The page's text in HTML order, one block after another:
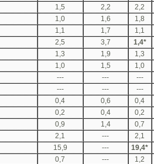
1,5 2,2 2,2
1,0 1,6 1,8
1,1 1,7 1,1
2,5 3,7 1,4*
1,3 1,9 1,3
1,0 1,5 1,0
--- --- ---
--- --- ---
0,4 0,6 0,4
0,2 0,4 0,2
0,9 1,4 0,7
2,1 --- 2,1
15,9 --- 19,4*
0,7 --- 1,2